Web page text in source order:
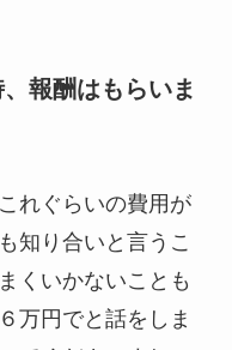
報酬はもらいま
れぐらいの費用が
知り合いと言うこ
くいかないことも
万円でと話をしま